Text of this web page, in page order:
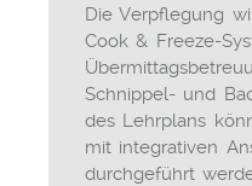
Die Verpflegung
Cook & Freeze-
Schnippel- und
des Lehrplans
mit integrativen
durchgeführt